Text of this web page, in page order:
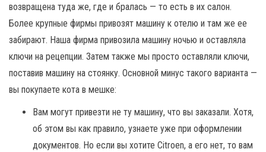
возвращена туда же, где и бралась — то есть в их салон.
Более крупные фирмы привозят машину к отелю и там же ее
забирают. Наша фирма привозила машину ночью и оставляла
ключи на рецепции. Затем также мы просто оставляли ключи,
поставив машину на стоянку. Основной минус такого варианта —
вы покупаете кота в мешке:
Вам могут привезти не ту машину, что вы заказали. Хотя,
об этом вы как правило, узнаете уже при оформлении
документов. Но если вы хотите Citroen, а его нет, то вам